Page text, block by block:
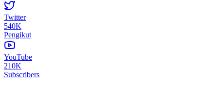
Twitter
540K
Pengikut
YouTube
210K
Subscribers